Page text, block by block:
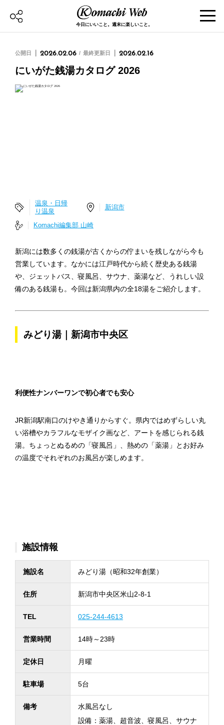
今日にいいこと。週末に楽しいこと。
公開日 2026.02.06 最終更新日 2026.02.16
にいがた銭湯カタログ 2026
温泉・日帰
り温泉
新潟市
Komachi編集部 山崎
新潟には数多くの銭湯が古くからの佇まいを残しながら今も
営業しています。なかには江戸時代から続く歴史ある銭湯
や、ジェットバス、寝風呂、サウナ、薬湯など、うれしい設
備のある銭湯も。今回は新潟県内の全18湯をご紹介します。
みどり湯｜新潟市中央区
利便性ナンバーワンで初心者でも安心
JR新潟駅南口のけやき通りからすぐ。県内ではめずらしい丸
い浴槽やカラフルなモザイク画など、アートを感じられる銭
湯。ちょっとぬるめの「寝風呂」、熱めの「薬湯」とお好み
の温度でそれぞれのお風呂が楽しめます。
施設情報
施設名 みどり湯（昭和32年創業）
住所 新潟市中央区米山2-8-1
TEL 025-244-4613
営業時間 14時～23時
定休日 月曜
駐車場 5台
備考
水風呂なし
設備：薬湯、超音波、寝風呂、サウナ